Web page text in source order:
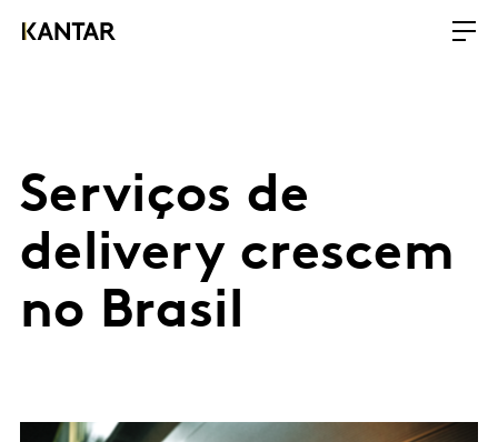
Serviços de
delivery crescem
no Brasil